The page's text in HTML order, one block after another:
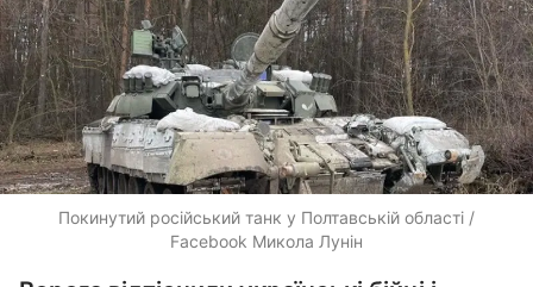
Покинутий російський танк у Полтавській області /
Facebook Микола Лунін